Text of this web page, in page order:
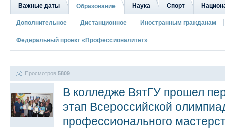
Важные даты Образование Наука Спорт
Дополнительное Дистанционное Иностранным гражданам
Федеральный проект «Профессионалитет»
Просмотров 5809
В колледже ВятГУ прошел
этап Всероссийской
профессионального